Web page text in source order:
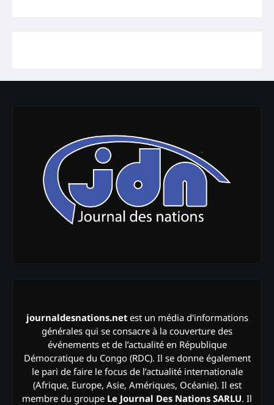
journaldesnations.netest un média d'informations
générales qui se consacre à la couverture des
événements et de l’actualité en République
Démocratique du Congo (RDC). Il se donne également
le pari de faire le focus de l’actualité internationale
(Afrique, Europe, Asie, Amériques, Océanie). Il est
membre du groupe Le Journal Des Nations SARLU. Il